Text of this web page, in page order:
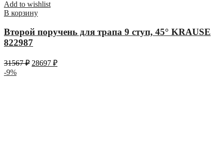
Add to wishlist
В корзину
Второй поручень для трапа 9 ступ, 45° KRAUSE
822987
31567₽ 28697 ₽
-9%